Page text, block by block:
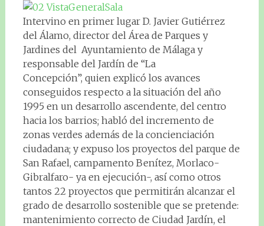
Intervino en primer lugar D. Javier Gutiérrez
del Álamo, director del Área de Parques y
Jardines del Ayuntamiento de Málaga y
responsable del Jardín de “La
Concepción”, quien explicó los avances
conseguidos respecto a la situación del año
1995 en un desarrollo ascendente, del centro
hacia los barrios; habló del incremento de
zonas verdes además de la concienciación
ciudadana; y expuso los proyectos del parque de
San Rafael, campamento Benítez, Morlaco-
Gibralfaro- ya en ejecución-, así como otros
tantos 22 proyectos que permitirán alcanzar el
grado de desarrollo sostenible que se pretende:
mantenimiento correcto de Ciudad Jardín, el